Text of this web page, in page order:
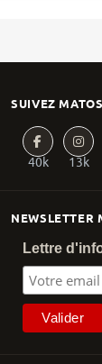
NEWSLETTER
Lettre
SUIVEZ
40k 13k